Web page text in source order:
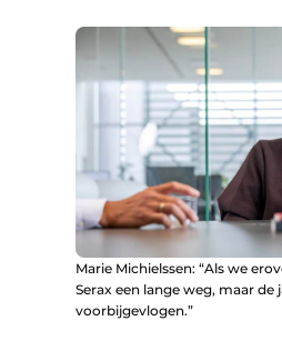
Marie Michielssen: “Als we
Serax een lange weg, maar de
voorbijgevlogen.”